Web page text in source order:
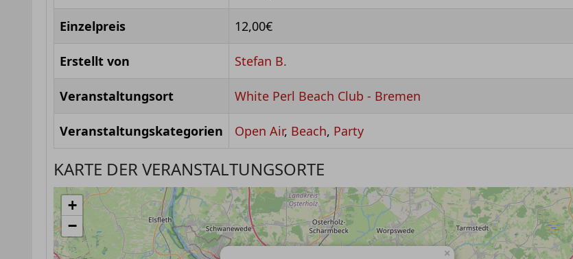
Einzelpreis 12,00€
Erstellt von Stefan B.
Veranstaltungsort White Perl Beach Club - Bremen
Veranstaltungskategorien Open Air, Beach, Party
KARTE DER VERANSTALTUNGSORTE
×
+
−